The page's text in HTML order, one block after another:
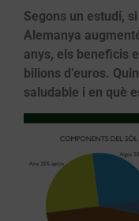
Segons un estudi,
Alemanya
anys, els beneficis
bilions d’euros.
saludable i en què